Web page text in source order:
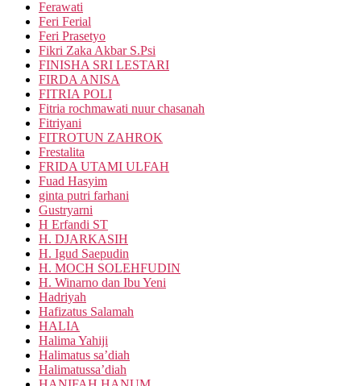
Ferawati
Feri Ferial
Feri Prasetyo
Fikri Zaka Akbar S.Psi
FINISHA SRI LESTARI
FIRDA ANISA
FITRIA POLI
Fitria rochmawati nuur chasanah
Fitriyani
FITROTUN ZAHROK
Frestalita
FRIDA UTAMI ULFAH
Fuad Hasyim
ginta putri farhani
Gustryarni
H Erfandi ST
H. DJARKASIH
H. Igud Saepudin
H. MOCH SOLEHFUDIN
H. Winarno dan Ibu Yeni
Hadriyah
Hafizatus Salamah
HALIA
Halima Yahiji
Halimatus sa’diah
Halimatussa’diah